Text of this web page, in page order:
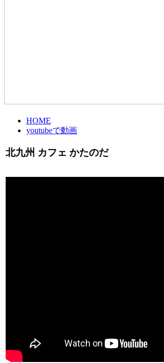
HOME
youtubeで動画
北九州 カフェ かたのだ